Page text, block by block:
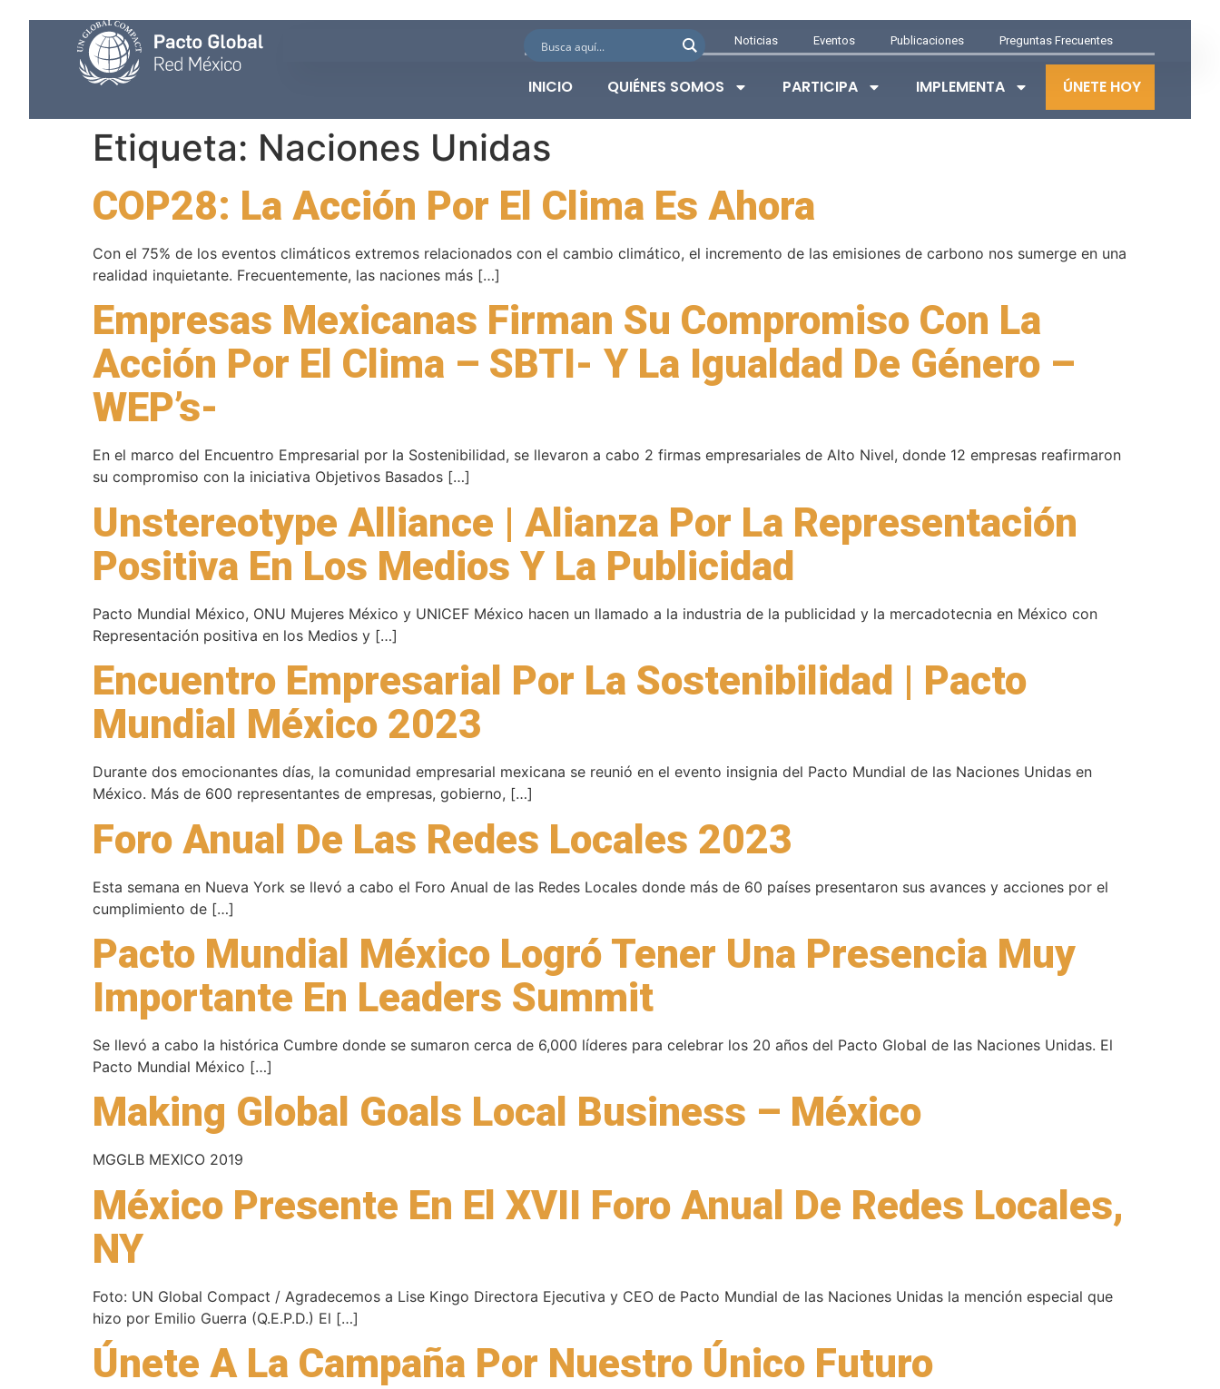
Noticias Eventos Publicaciones Preguntas Frecuentes
INICIO QUIÉNES SOMOS PARTICIPA IMPLEMENTA ÚNETE HOY
Etiqueta: Naciones Unidas
COP28: La Acción Por El Clima Es Ahora
Con el 75% de los eventos climáticos extremos relacionados con el cambio climático, el incremento de las emisiones de carbono nos sumerge en una
realidad inquietante. Frecuentemente, las naciones más […]
Empresas Mexicanas Firman Su Compromiso Con La
Acción Por El Clima – SBTI- Y La Igualdad De Género –
WEP’s-
En el marco del Encuentro Empresarial por la Sostenibilidad, se llevaron a cabo 2 firmas empresariales de Alto Nivel, donde 12 empresas reafirmaron
su compromiso con la iniciativa Objetivos Basados […]
Unstereotype Alliance | Alianza Por La Representación
Positiva En Los Medios Y La Publicidad
Pacto Mundial México, ONU Mujeres México y UNICEF México hacen un llamado a la industria de la publicidad y la mercadotecnia en México con
Representación positiva en los Medios y […]
Encuentro Empresarial Por La Sostenibilidad | Pacto
Mundial México 2023
Durante dos emocionantes días, la comunidad empresarial mexicana se reunió en el evento insignia del Pacto Mundial de las Naciones Unidas en
México. Más de 600 representantes de empresas, gobierno, […]
Foro Anual De Las Redes Locales 2023
Esta semana en Nueva York se llevó a cabo el Foro Anual de las Redes Locales donde más de 60 países presentaron sus avances y acciones por el
cumplimiento de […]
Pacto Mundial México Logró Tener Una Presencia Muy
Importante En Leaders Summit
Se llevó a cabo la histórica Cumbre donde se sumaron cerca de 6,000 líderes para celebrar los 20 años del Pacto Global de las Naciones Unidas. El
Pacto Mundial México […]
Making Global Goals Local Business – México
MGGLB MEXICO 2019
México Presente En El XVII Foro Anual De Redes Locales,
NY
Foto: UN Global Compact / Agradecemos a Lise Kingo Directora Ejecutiva y CEO de Pacto Mundial de las Naciones Unidas la mención especial que
hizo por Emilio Guerra (Q.E.P.D.) El […]
Únete A La Campaña Por Nuestro Único Futuro